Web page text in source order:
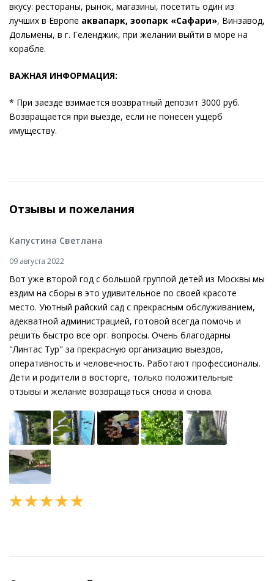
вкусу: рестораны, рынок, магазины, посетить один из
лучших в Европе аквапарк, зоопарк «Сафари», Винзавод,
Дольмены, в г. Геленджик, при желании выйти в море на
корабле.
ВАЖНАЯ ИНФОРМАЦИЯ:
* При заезде взимается возвратный депозит 3000 руб.
Возвращается при выезде, если не понесен ущерб
имуществу.
Отзывы и пожелания
Капустина Светлана
09 августа 2022
Вот уже второй год с большой группой детей из Москвы мы
ездим на сборы в это удивительное по своей красоте
место. Уютный райский сад с прекрасным обслуживанием,
адекватной администрацией, готовой всегда помочь и
решить быстро все орг. вопросы. Очень благодарны
"Линтас Тур" за прекрасную организацию выездов,
оперативность и человечность. Работают профессионалы.
Дети и родители в восторге, только положительные
отзывы и желание возвращаться снова и снова.